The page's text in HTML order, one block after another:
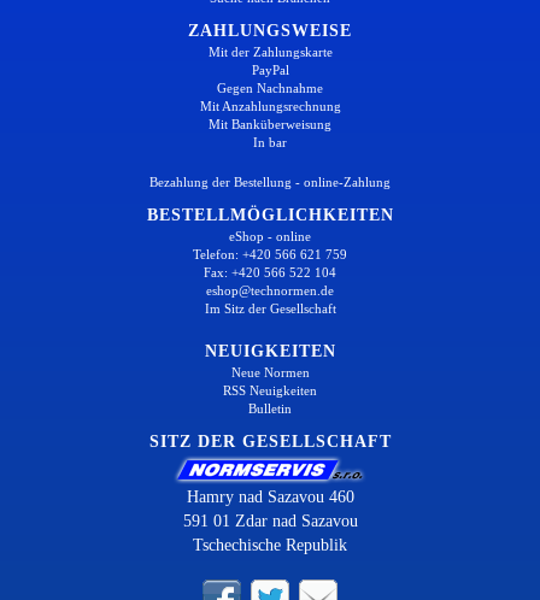
ZAHLUNGSWEISE
Mit der Zahlungskarte
PayPal
Gegen Nachnahme
Mit Anzahlungsrechnung
Mit Banküberweisung
In bar
Bezahlung der Bestellung - online-Zahlung
BESTELLMÖGLICHKEITEN
eShop - online
Telefon: +420 566 621 759
Fax: +420 566 522 104
eshop@technormen.de
Im Sitz der Gesellschaft
NEUIGKEITEN
Neue Normen
RSS Neuigkeiten
Bulletin
SITZ DER GESELLSCHAFT
Hamry nad Sazavou 460
591 01 Zdar nad Sazavou
Tschechische Republik